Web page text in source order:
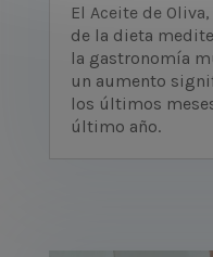
El Aceite de
de la dieta
la gastronomía
un aumento
los últimos
último año.